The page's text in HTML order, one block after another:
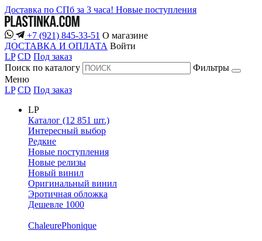
Доставка по СПб за 3 часа! Новые поступления
+7 (921) 845-33-51 О магазине
ДОСТАВКА И ОПЛАТА Войти
LP CD Под заказ
Поиск по каталогу
Фильтры
Меню
LP CD Под заказ
LP
Каталог (12 851 шт.)
Интересный выбор
Редкие
Новые поступления
Новые релизы
Новый винил
Оригинальный винил
Эротичная обложка
Дешевле 1000
ChaleurePhonique